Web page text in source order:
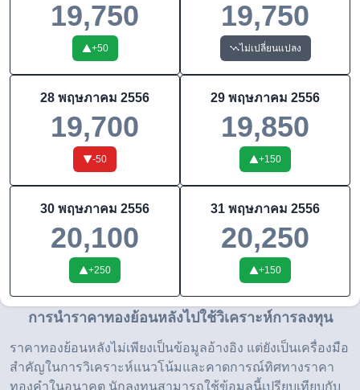
19,750
+50
19,750
ไม่เปลี่ยนแปลง
28 พฤษภาคม 2556
19,700
-50
29 พฤษภาคม 2556
19,850
+150
30 พฤษภาคม 2556
20,100
+250
31 พฤษภาคม 2556
20,250
+150
การนำราคาทองย้อนหลังไปใช้วิเคราะห์การลงทุน
ราคาทองย้อนหลังไม่เพียงเป็นข้อมูลอ้างอิง แต่ยังเป็นเครื่องมือ
สำคัญในการวิเคราะห์แนวโน้มและคาดการณ์ทิศทางราคา
ทองคำในอนาคต นักลงทุนสามารถใช้ข้อมูลนี้เปรียบเทียบกับ